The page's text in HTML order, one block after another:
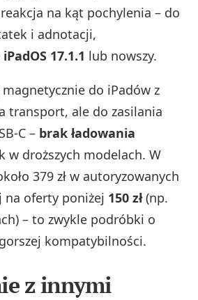
na kąt pochylenia – do
i adnotacji,
iPadOS 17.1.1 lub nowszy.
do iPadów z
transport, ale do zasilania
– brak ładowania
w droższych modelach. W
379 zł w autoryzowanych
na oferty poniżej 150 zł(np.
– to zwykle podróbki o
kompatybilności.
z innymi